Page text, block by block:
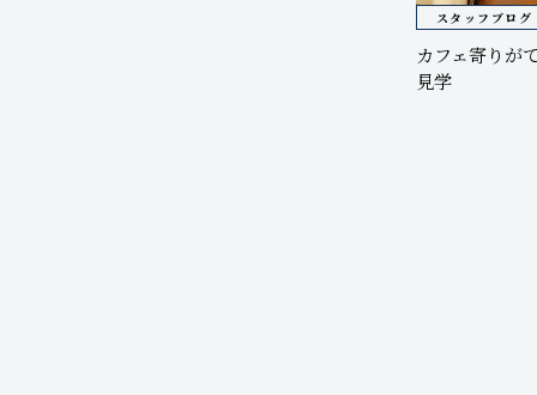
スタッフブログ
カフェ寄りが
見学